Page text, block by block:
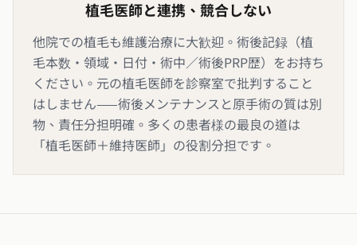
植毛医師と連携、競合しない
他院での植毛も維護治療に大歓迎。術後記録（植
毛本数・領域・日付・術中／術後PRP歴）をお持ち
ください。元の植毛医師を診察室で批判すること
はしません——術後メンテナンスと原手術の質は別
物、責任分担明確。多くの患者様の最良の道は
「植毛医師＋維持医師」の役割分担です。